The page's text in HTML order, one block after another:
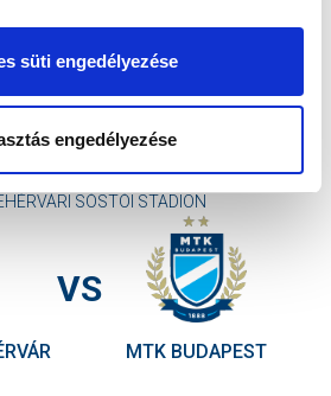
süti engedélyezése
engedélyezése
2026-08-16 00:00
SÓSTÓI STADION
VS
MTK BUDAPEST